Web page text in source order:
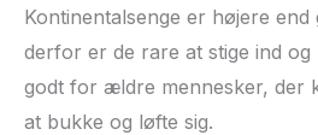
Kontinentalsenge er højere end
derfor er de rare at stige ind
godt for ældre mennesker, der
at bukke og løfte sig.